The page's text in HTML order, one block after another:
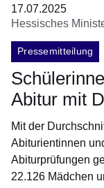
17.07.2025
Hessisches
Pressemitteilung
Abitur mit
Mit der
Abiturientinnen
Abiturprüfungen
22.126 Mädchen